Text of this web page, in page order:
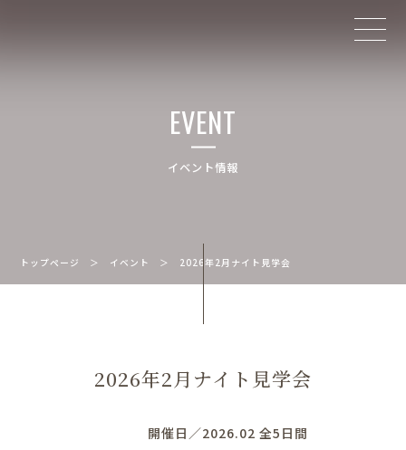
EVENT
イベント情報
トップページ ＞ イベント ＞ 2026年2月ナイト見学会
2026年2月ナイト見学会
開催日／2026.02 全5日間